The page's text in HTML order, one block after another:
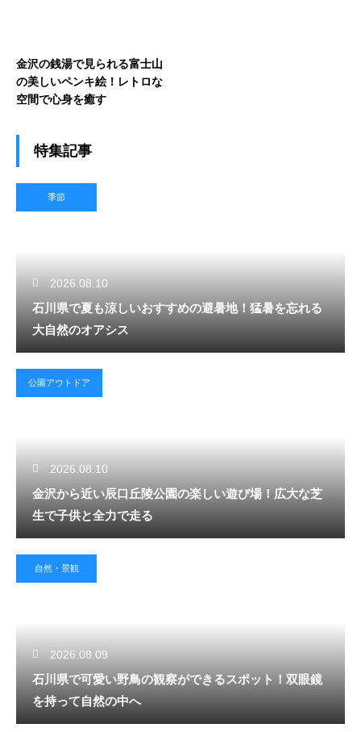
金沢の銭湯で見られる富士山
の美しいペンキ絵！レトロな
空間で心身を癒す
特集記事
季節
2026.08.10
石川県で夏も涼しいおすすめの避暑地！猛暑を忘れる
大自然のオアシス
公園アウトドア
2026.08.10
金沢から近い辰口丘陵公園の楽しい遊び場！広大な芝
生で子供と全力で走る
自然・景観
2026.08.09
石川県で可愛い野鳥の観察ができるスポット！双眼鏡
を持って自然の中へ